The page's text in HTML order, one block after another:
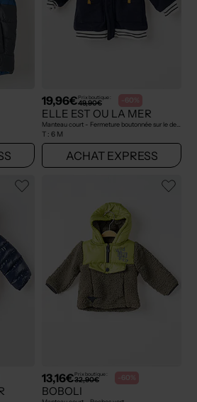
19,96€Prix boutique :
49,90€ -60%
ELLE EST OU LA MER
Manteau court - Fermeture boutonnée sur le devant bleu
T : 6 M
ACHAT EXPRESS
13,16€Prix boutique :
32,90€ -60%
BOBOLI